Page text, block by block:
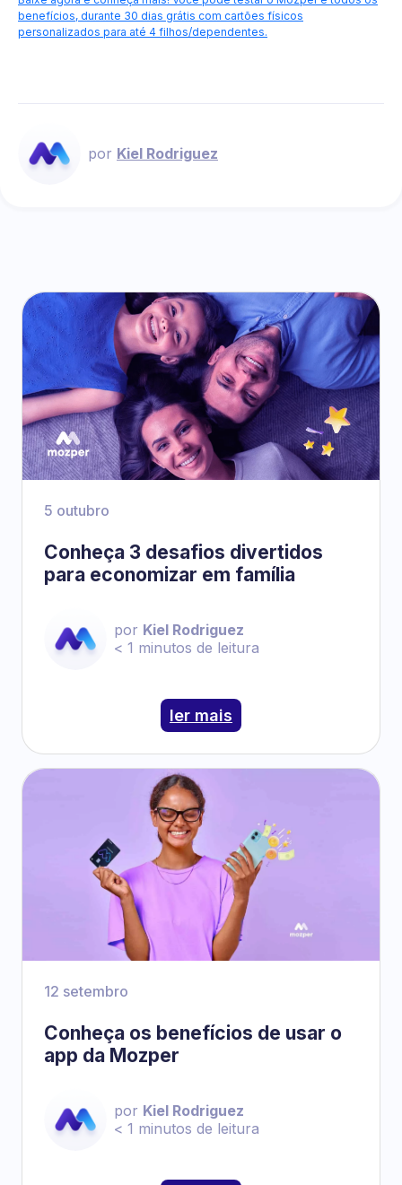
benefícios, durante 30 dias grátis com cartões físicos
personalizados para até 4 filhos/dependentes.
por Kiel Rodriguez
5 outubro
Conheça 3 desafios divertidos
para economizar em família
por Kiel Rodriguez
< 1 minutos de leitura
ler mais
12 setembro
Conheça os benefícios de usar o
app da Mozper
por Kiel Rodriguez
< 1 minutos de leitura